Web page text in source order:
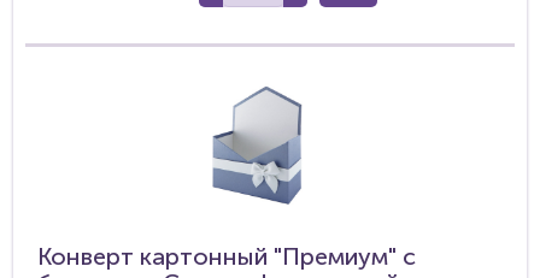
Конверт картонный "Премиум" с